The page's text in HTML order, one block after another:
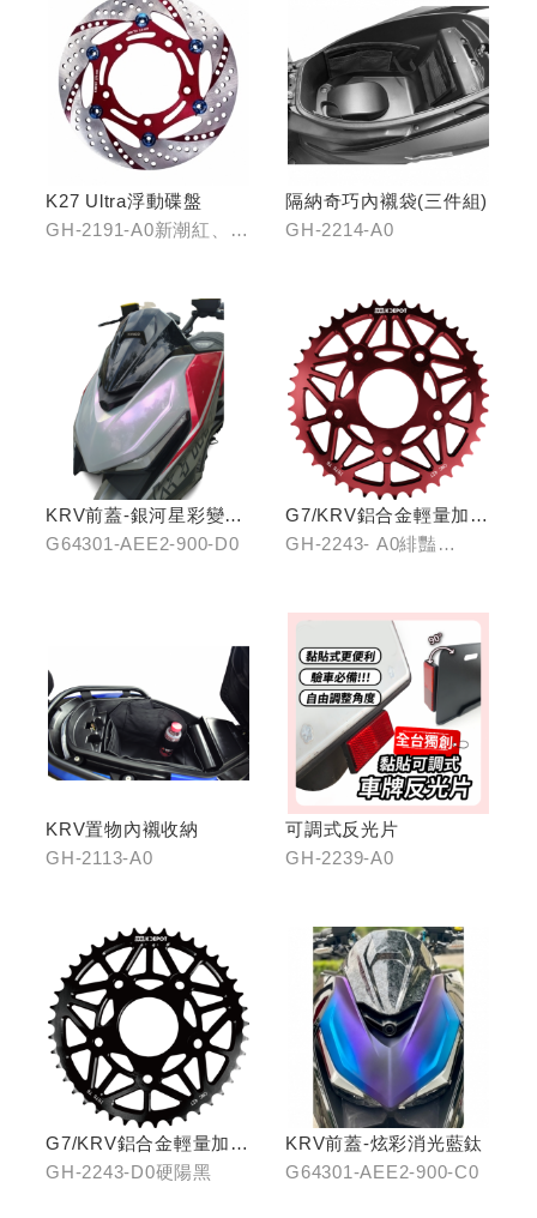
K27 Ultra浮動碟盤
GH-2191-A0新潮紅、
隔納奇巧內襯袋(三件組)
GH-2214-A0
KRV前蓋-銀河星彩變色
龍
G64301-AEE2-900-D0
G7/KRV鋁合金輕量加大
齒盤42T
GH-2243- A0緋豔
KRV置物內襯收納
GH-2113-A0
可調式反光片
GH-2239-A0
G7/KRV鋁合金輕量加大
齒盤42T-硬陽黑
GH-2243-D0硬陽黑
KRV前蓋-炫彩消光藍鈦
G64301-AEE2-900-C0